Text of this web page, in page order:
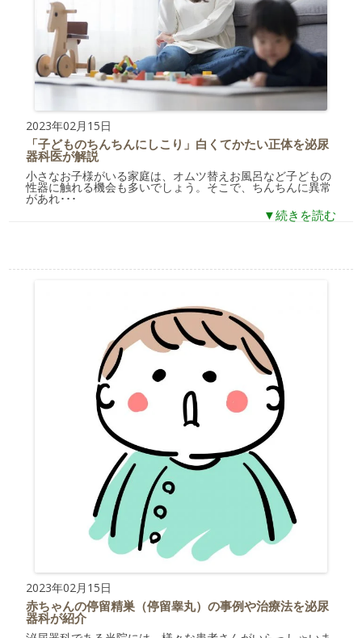
2023年02月15日
「子どものちんちんにしこり」白くてかたい正体を泌尿
器科医が解説
小さなお子様がいる家庭は、オムツ替えお風呂など子どもの
性器に触れる機会も多いでしょう。そこで、ちんちんに異常
があれ･･･
▼続きを読む
2023年02月15日
赤ちゃんの停留精巣（停留睾丸）の事例や治療法を泌尿
器科が紹介